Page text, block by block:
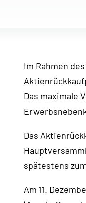
Im Rahmen
Das maximale
Das
spätestens
Am 11.